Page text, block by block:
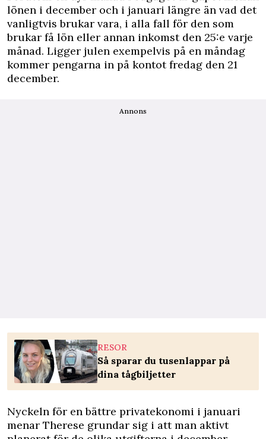
lönen i december och i januari längre än vad det
vanligtvis brukar vara, i alla fall för den som
brukar få lön eller annan inkomst den 25:e varje
månad. Ligger julen exempelvis på en måndag
kommer pengarna in på kontot fredag den 21
december.
Annons
RESOR
Så sparar du tusenlappar på
dina tågbiljetter
Nyckeln för en bättre privatekonomi i januari
menar Therese grundar sig i att man aktivt